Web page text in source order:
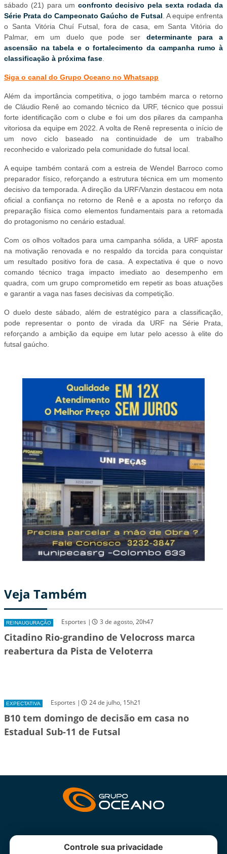
sábado (21) para um confronto decisivo pela sexta rodada da
Série Prata do Campeonato Gaúcho de Futsal . A equipe enfrenta
o Santa Vitória Chuí Futsal, fora de casa, em Santa Vitória do
Palmar, em um duelo que pode ser determinante para a
ascensão na tabela e o fortalecimento da campanha rumo à
classificação à próxima fase
Siga o canal do Grupo Oceano no Whatsapp
Além da importância competitiva, o jogo também marca o retorno
de Cláudio Renê ao comando técnico da URF, técnico que possui
forte identificação com o clube e foi um dos pilares da campanha
vitoriosa da equipe em 2022. A volta de Renê representa o início de
um novo ciclo baseado na continuidade de um trabalho
reconhecido e valorizado pela comunidade do futsal local.
A equipe também contará com a estreia de Wendel Barroco como
preparador físico, reforçando a estrutura técnica em um momento
decisivo da temporada. A direção da URF/Vanzin destacou em nota
oficial a confiança no retorno de Renê e a aposta no reforço da
preparação física como elementos fundamentais para a retomada
do protagonismo no cenário estadual.
Com os olhos voltados para uma campanha sólida, a URF aposta
na motivação renovada e no respaldo da torcida para conquistar
um resultado positivo fora de casa. A expectativa é que o novo
comando técnico traga impacto imediato ao desempenho em
quadra, com um grupo comprometido em repetir as boas atuações
e garantir a vaga nas fases decisivas da competição.
O duelo deste sábado, além de estratégico para a classificação,
pode representar o ponto de virada da URF na Série Prata,
reforçando a ambição da equipe em lutar pelo acesso à elite do
futsal gaúcho.
Veja Também
REINAUGURAÇÃO Esportes | 3 de agosto, 20h47
Citadino Rio-grandino de Velocross marca
reabertura da Pista de Veloterra
EXPECTATIVA Esportes | 24 de julho, 15h21
B10 tem domingo de decisão em casa no
Estadual Sub-11 de Futsal
INSTITUCIONAL
Controle sua privacidade